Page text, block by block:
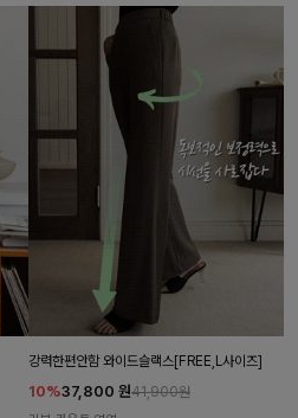
강력한편안함 와이드슬랙스[FREE,L사이즈]
10%37,800 원41,900원